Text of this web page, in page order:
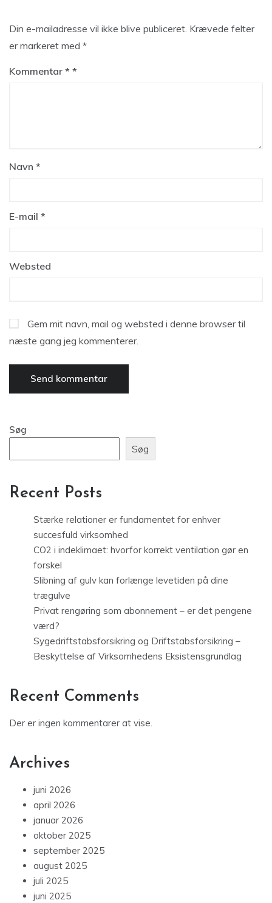
Din e-mailadresse vil ikke blive publiceret. Krævede felter
er markeret med *
Kommentar *
Navn *
E-mail *
Websted
Gem mit navn, mail og websted i denne browser til
næste gang jeg kommenterer.
Søg
Søg
Recent Posts
Stærke relationer er fundamentet for enhver
succesfuld virksomhed
CO2 i indeklimaet: hvorfor korrekt ventilation gør en
forskel
Slibning af gulv kan forlænge levetiden på dine
trægulve
Privat rengøring som abonnement – er det pengene
værd?
Sygedriftstabsforsikring og Driftstabsforsikring –
Beskyttelse af Virksomhedens Eksistensgrundlag
Recent Comments
Der er ingen kommentarer at vise.
Archives
juni 2026
april 2026
januar 2026
oktober 2025
september 2025
august 2025
juli 2025
juni 2025